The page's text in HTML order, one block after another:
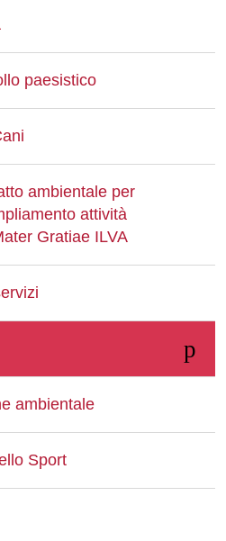
paesistico
ambientale per
attività
Gratiae ILVA
ambientale
Sport